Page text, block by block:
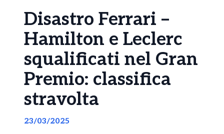
Disastro Ferrari –
Hamilton e Leclerc
squalificati nel Gran
Premio: classifica
stravolta
23/03/2025